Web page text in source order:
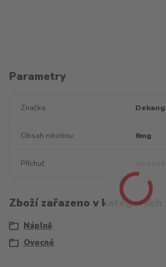
Parametry
Značka Dekang
Obsah nikotinu 6mg
Příchuť
Zboží zařazeno v kategoriích
Náplně
Ovocné